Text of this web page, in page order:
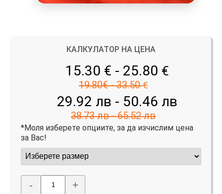
КАЛКУЛАТОР НА ЦЕНА
15.30 € - 25.80 €
19.80€ - 33.50 €
29.92 лв - 50.46 лв
38.73 лв - 65.52 лв
*Моля изберете опциите, за да изчислим цена
за Вас!
- +